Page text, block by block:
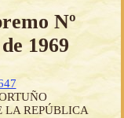
Nº
1969
LA REPÚBLICA